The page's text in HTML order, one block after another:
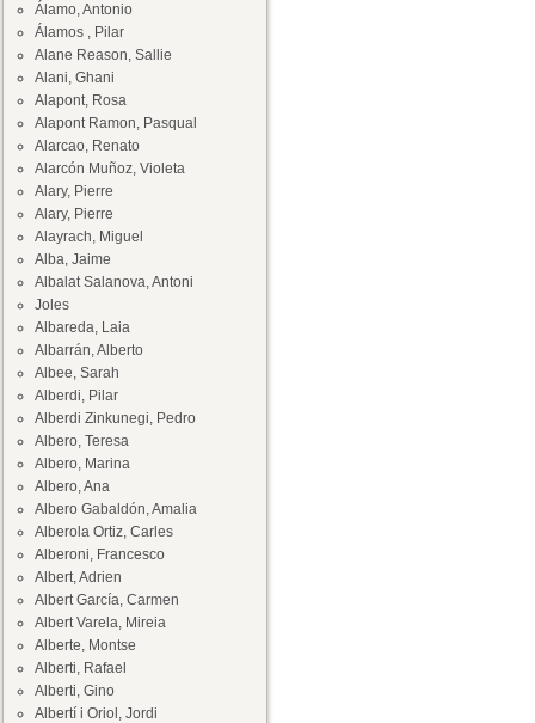
Álamo, Antonio
Álamos , Pilar
Alane Reason, Sallie
Alani, Ghani
Alapont, Rosa
Alapont Ramon, Pasqual
Alarcao, Renato
Alarcón Muñoz, Violeta
Alary, Pierre
Alary, Pierre
Alayrach, Miguel
Alba, Jaime
Albalat Salanova, Antoni
Joles
Albareda, Laia
Albarrán, Alberto
Albee, Sarah
Alberdi, Pilar
Alberdi Zinkunegi, Pedro
Albero, Teresa
Albero, Marina
Albero, Ana
Albero Gabaldón, Amalia
Alberola Ortiz, Carles
Alberoni, Francesco
Albert, Adrien
Albert García, Carmen
Albert Varela, Mireia
Alberte, Montse
Alberti, Rafael
Alberti, Gino
Albertí i Oriol, Jordi